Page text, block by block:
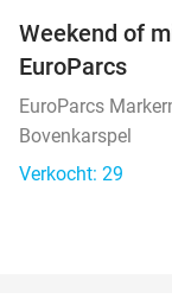
Weekend of
EuroParcs
EuroParcs
Bovenkarspel
Verkocht: 29